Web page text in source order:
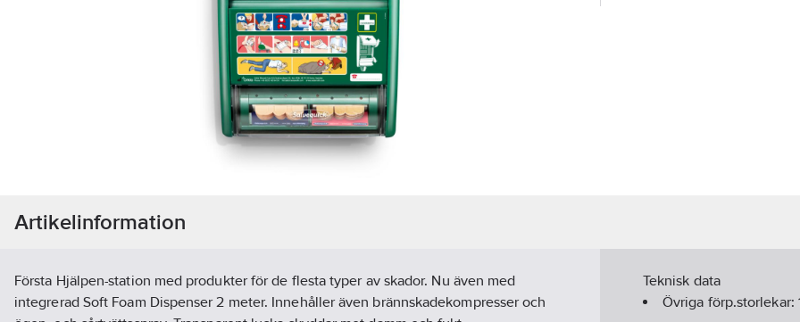
Artikelinformation
Första Hjälpen-station med produkter för de flesta typer av skador. Nu även med
integrerad Soft Foam Dispenser 2 meter. Innehåller även brännskadekompresser och
Teknisk data
Övriga förp.storlekar: